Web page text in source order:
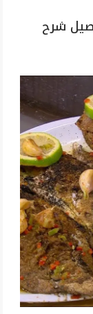
شرح